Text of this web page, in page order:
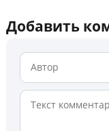
Добавить